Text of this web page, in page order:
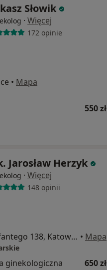
Słowik
· Więcej
172 opinie
• Mapa
550 zł
Jarosław Herzyk
· Więcej
148 opinii
Aleja Wojciecha Korfantego 138, Katowice • Mapa
ginekologiczna 650 zł